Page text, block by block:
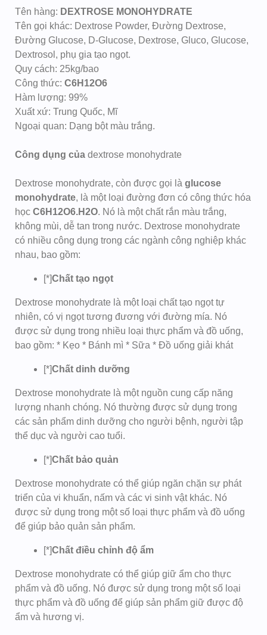
Tên hàng: DEXTROSE MONOHYDRATE
Tên gọi khác: Dextrose Powder, Đường Dextrose,
Đường Glucose, D-Glucose, Dextrose, Gluco, Glucose,
Dextrosol, phụ gia tạo ngọt.
Quy cách: 25kg/bao
Công thức: C6H12O6
Hàm lượng: 99%
Xuất xứ: Trung Quốc, Mĩ
Ngoại quan: Dạng bột màu trắng.
Công dụng của dextrose monohydrate
Dextrose monohydrate, còn được gọi là glucose
monohydrate, là một loại đường đơn có công thức hóa
học C6H12O6.H2O. Nó là một chất rắn màu trắng,
không mùi, dễ tan trong nước. Dextrose monohydrate
có nhiều công dụng trong các ngành công nghiệp khác
nhau, bao gồm:
[*]Chất tạo ngọt
Dextrose monohydrate là một loại chất tạo ngọt tự
nhiên, có vị ngọt tương đương với đường mía. Nó
được sử dụng trong nhiều loại thực phẩm và đồ uống,
bao gồm: * Kẹo * Bánh mì * Sữa * Đồ uống giải khát
[*]Chất dinh dưỡng
Dextrose monohydrate là một nguồn cung cấp năng
lượng nhanh chóng. Nó thường được sử dụng trong
các sản phẩm dinh dưỡng cho người bệnh, người tập
thể dục và người cao tuổi.
[*]Chất bảo quản
Dextrose monohydrate có thể giúp ngăn chặn sự phát
triển của vi khuẩn, nấm và các vi sinh vật khác. Nó
được sử dụng trong một số loại thực phẩm và đồ uống
để giúp bảo quản sản phẩm.
[*]Chất điều chỉnh độ ẩm
Dextrose monohydrate có thể giúp giữ ẩm cho thực
phẩm và đồ uống. Nó được sử dụng trong một số loại
thực phẩm và đồ uống để giúp sản phẩm giữ được độ
ẩm và hương vị.